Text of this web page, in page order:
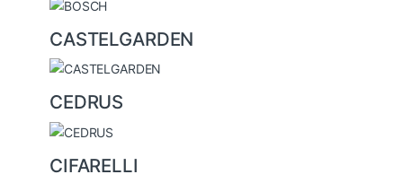
CASTELGARDEN
CEDRUS
CIFARELLI